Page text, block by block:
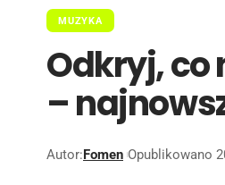
MUZYKA
Odkryj, co
–
Autor:Fomen Opublikowano